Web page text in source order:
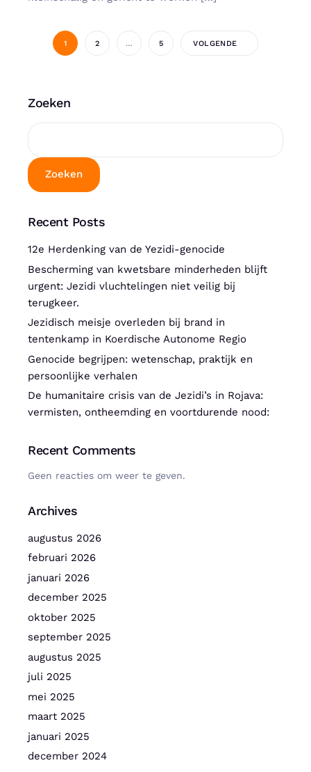
1 2 … 5 VOLGENDE
Zoeken
Zoeken
Recent Posts
12e Herdenking van de Yezidi-genocide
Bescherming van kwetsbare minderheden blijft
urgent: Jezidi vluchtelingen niet veilig bij
terugkeer.
Jezidisch meisje overleden bij brand in
tentenkamp in Koerdische Autonome Regio
Genocide begrijpen: wetenschap, praktijk en
persoonlijke verhalen
De humanitaire crisis van de Jezidi’s in Rojava:
vermisten, ontheemding en voortdurende nood:
Recent Comments
Geen reacties om weer te geven.
Archives
augustus 2026
februari 2026
januari 2026
december 2025
oktober 2025
september 2025
augustus 2025
juli 2025
mei 2025
maart 2025
januari 2025
december 2024